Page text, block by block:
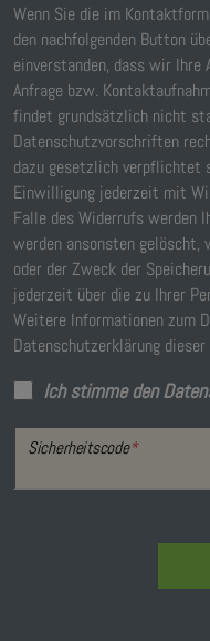
Wenn Sie die im
den nachfolgenden Button
einverstanden, dass wir Ihre
Anfrage bzw.
findet grundsätzlich nicht
Datenschutzvorschriften
dazu gesetzlich verpflichtet
Einwilligung jederzeit mit
Falle des Widerrufs werden
werden ansonsten gelöscht,
oder der Zweck der
jederzeit über die zu Ihrer
Weitere Informationen zum
Datenschutzerklärung
Ich stimme den
Sicherheitscode*